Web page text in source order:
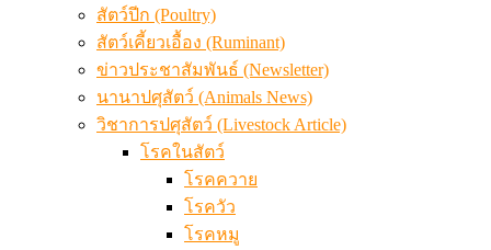
สัตว์ปีก (Poultry)
สัตว์เคี้ยวเอื้อง (Ruminant)
ข่าวประชาสัมพันธ์ (Newsletter)
นานาปศุสัตว์ (Animals News)
วิชาการปศุสัตว์ (Livestock Article)
โรคในสัตว์
โรคควาย
โรควัว
โรคหมู